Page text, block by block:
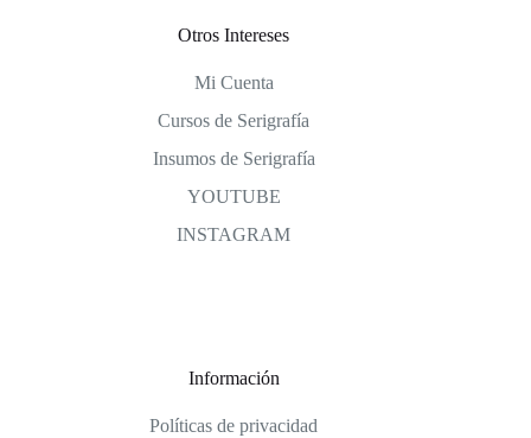
Otros Intereses
Mi Cuenta
Cursos de Serigrafía
Insumos de Serigrafía
YOUTUBE
INSTAGRAM
Información
Políticas de privacidad